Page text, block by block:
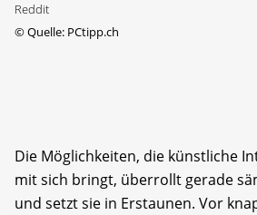
Reddit
©Quelle: PCtipp.ch
Die Möglichkeiten, die künstliche
mit sich bringt, überrollt gerade
und setzt sie in Erstaunen. Vor